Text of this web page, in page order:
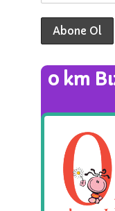
0 km